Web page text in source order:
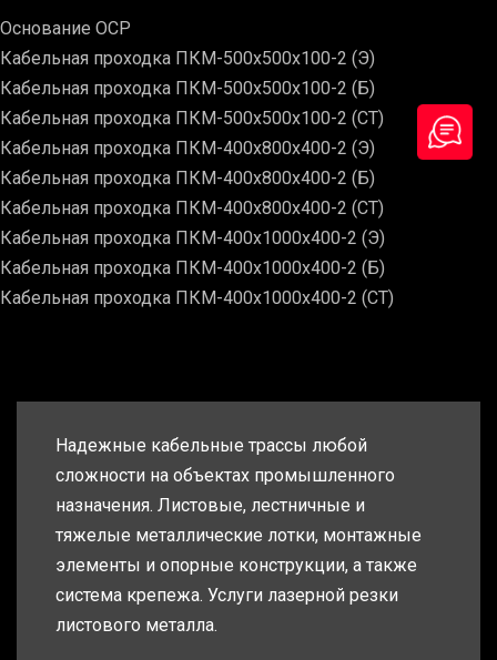
Основание ОСР
Кабельная проходка ПКМ-500х500х100-2 (Э)
Кабельная проходка ПКМ-500х500х100-2 (Б)
Кабельная проходка ПКМ-500х500х100-2 (СТ)
Кабельная проходка ПКМ-400х800х400-2 (Э)
Кабельная проходка ПКМ-400х800х400-2 (Б)
Кабельная проходка ПКМ-400х800х400-2 (СТ)
Кабельная проходка ПКМ-400х1000х400-2 (Э)
Кабельная проходка ПКМ-400х1000х400-2 (Б)
Кабельная проходка ПКМ-400х1000х400-2 (СТ)
Надежные кабельные трассы любой
сложности на объектах промышленного
назначения. Листовые, лестничные и
тяжелые металлические лотки, монтажные
элементы и опорные конструкции, а также
система крепежа. Услуги лазерной резки
листового металла.